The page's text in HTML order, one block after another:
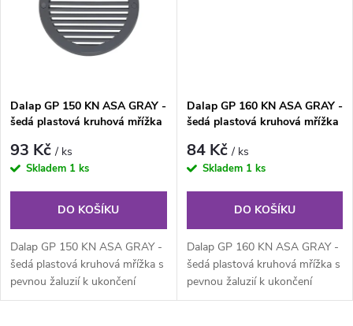
Dalap GP 150 KN ASA GRAY -
šedá plastová kruhová mřížka
93 Kč/ ks
Skladem 1 ks
DO KOŠÍKU
Dalap GP 150 KN ASA GRAY -
šedá plastová kruhová mřížka s
pevnou žaluzií k ukončení
vzduchovodu.
Dalap GP 160 KN ASA GRAY -
šedá plastová kruhová mřížka
84 Kč/ ks
Skladem 1 ks
DO KOŠÍKU
Dalap GP 160 KN ASA GRAY -
šedá plastová kruhová mřížka s
pevnou žaluzií k ukončení
vzduchovodu.